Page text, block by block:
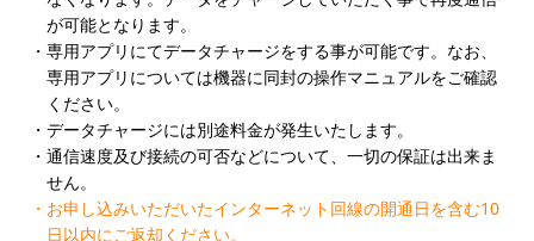
が可能となります。
専用アプリにてデータチャージをする事が可能です。なお、
専用アプリについては機器に同封の操作マニュアルをご確認
ください。
データチャージには別途料金が発生いたします。
通信速度及び接続の可否などについて、一切の保証は出来ま
せん。
お申し込みいただいたインターネット回線の開通日を含む10
日以内にご返却ください。